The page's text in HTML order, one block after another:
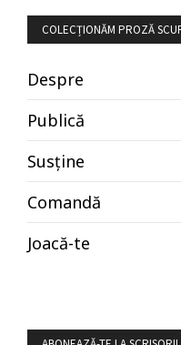
COLECȚIONĂM PROZĂ
Despre
Publică
Susține
Comandă
Joacă-te